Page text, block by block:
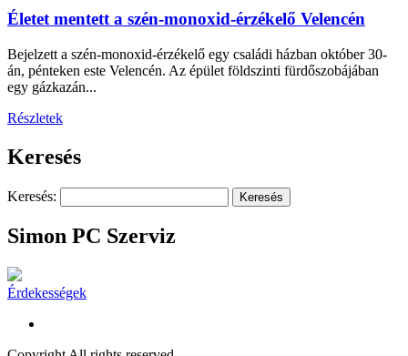
Életet mentett a szén-monoxid-érzékelő Velencén
Bejelzett a szén-monoxid-érzékelő egy családi házban október 30-
án, pénteken este Velencén. Az épület földszinti fürdőszobájában
egy gázkazán...
Részletek
Keresés
Keresés:
Simon PC Szerviz
Érdekességek